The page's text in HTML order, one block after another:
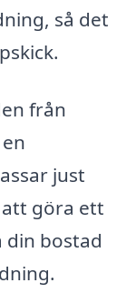
så det
från
just
att göra ett
din bostad